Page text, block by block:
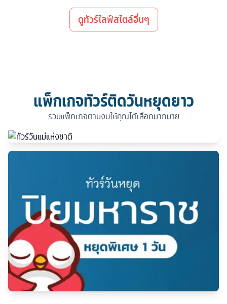
ดูทัวร์ไลฟ์สไตล์อื่นๆ
แพ็กเกจทัวร์ติดวันหยุดยาว
รวมแพ็กเกจตามงบให้คุณได้เลือกมากมาย